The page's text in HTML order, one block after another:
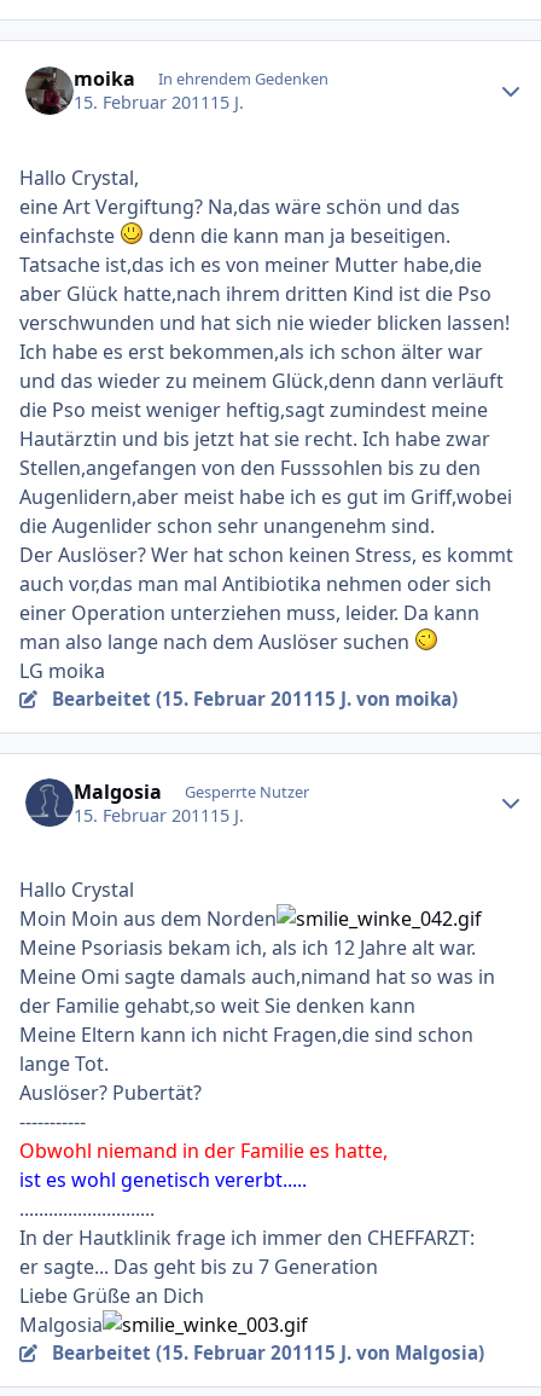
moika In ehrendem Gedenken
15. Februar 2011 15 J.
Hallo Crystal,
eine Art Vergiftung? Na,das wäre schön und das
einfachste
denn die kann man ja beseitigen.
Tatsache ist,das ich es von meiner Mutter habe,die
aber Glück hatte,nach ihrem dritten Kind ist die Pso
verschwunden und hat sich nie wieder blicken lassen!
Ich habe es erst bekommen,als ich schon älter war
und das wieder zu meinem Glück,denn dann verläuft
die Pso meist weniger heftig,sagt zumindest meine
Hautärztin und bis jetzt hat sie recht. Ich habe zwar
Stellen,angefangen von den Fusssohlen bis zu den
Augenlidern,aber meist habe ich es gut im Griff,wobei
die Augenlider schon sehr unangenehm sind.
Der Auslöser? Wer hat schon keinen Stress, es kommt
auch vor,das man mal Antibiotika nehmen oder sich
einer Operation unterziehen muss, leider. Da kann
man also lange nach dem Auslöser suchen
LG moika
Bearbeitet (15. Februar 201115 J.von moika)
Malgosia Gesperrte Nutzer
15. Februar 2011 15 J.
Hallo Crystal
Moin Moin aus dem Norden
Meine Psoriasis bekam ich, als ich 12 Jahre alt war.
Meine Omi sagte damals auch,nimand hat so was in
der Familie gehabt,so weit Sie denken kann
Meine Eltern kann ich nicht Fragen,die sind schon
lange Tot.
Auslöser? Pubertät?
-----------
Obwohl niemand in der Familie es hatte,
ist es wohl genetisch vererbt.....
............................
In der Hautklinik frage ich immer den CHEFFARZT:
er sagte... Das geht bis zu 7 Generation
Liebe Grüße an Dich
Malgosia
Bearbeitet (15. Februar 201115 J.von Malgosia)